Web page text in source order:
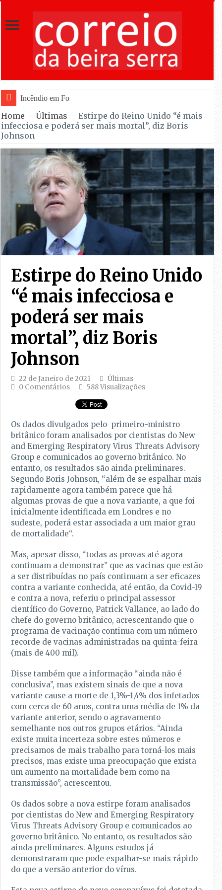
Incêndio em Fornos de Algodres dominado após c
Home - Últimas - Estirpe do Reino Unido “é mais
infecciosa e poderá ser mais mortal”, diz Boris
Johnson
Estirpe do Reino Unido
“é mais infecciosa e
poderá ser mais
mortal”, diz Boris
Johnson
22 de Janeiro de 2021
Últimas
0 Comentários
588 Visualizações
Os dados divulgados pelo primeiro-ministro
britânico foram analisados por cientistas do New
and Emerging Respiratory Virus Threats Advisory
Group e comunicados ao governo britânico. No
entanto, os resultados são ainda preliminares.
Segundo Boris Johnson, “além de se espalhar mais
rapidamente agora também parece que há
algumas provas de que a nova variante, a que foi
inicialmente identificada em Londres e no
sudeste, poderá estar associada a um maior grau
de mortalidade“.
Mas, apesar disso, “todas as provas até agora
continuam a demonstrar” que as vacinas que estão
a ser distribuídas no país continuam a ser eficazes
contra a variante conhecida, até então, da Covid-19
e contra a nova, referiu o principal assessor
científico do Governo, Patrick Vallance, ao lado do
chefe do governo britânico, acrescentando que o
programa de vacinação continua com um número
recorde de vacinas administradas na quinta-feira
(mais de 400 mil).
Disse também que a informação “ainda não é
conclusiva”, mas existem sinais de que a nova
variante cause a morte de 1,3%-1,4% dos infetados
com cerca de 60 anos, contra uma média de 1% da
variante anterior, sendo o agravamento
semelhante nos outros grupos etários. “Ainda
existe muita incerteza sobre estes números e
precisamos de mais trabalho para torná-los mais
precisos, mas existe uma preocupação que exista
um aumento na mortalidade bem como na
transmissão”, acrescentou.
Os dados sobre a nova estirpe foram analisados
por cientistas do New and Emerging Respiratory
Virus Threats Advisory Group e comunicados ao
governo britânico. No entanto, os resultados são
ainda preliminares. Alguns estudos já
demonstraram que pode espalhar-se mais rápido
do que a versão anterior do vírus.